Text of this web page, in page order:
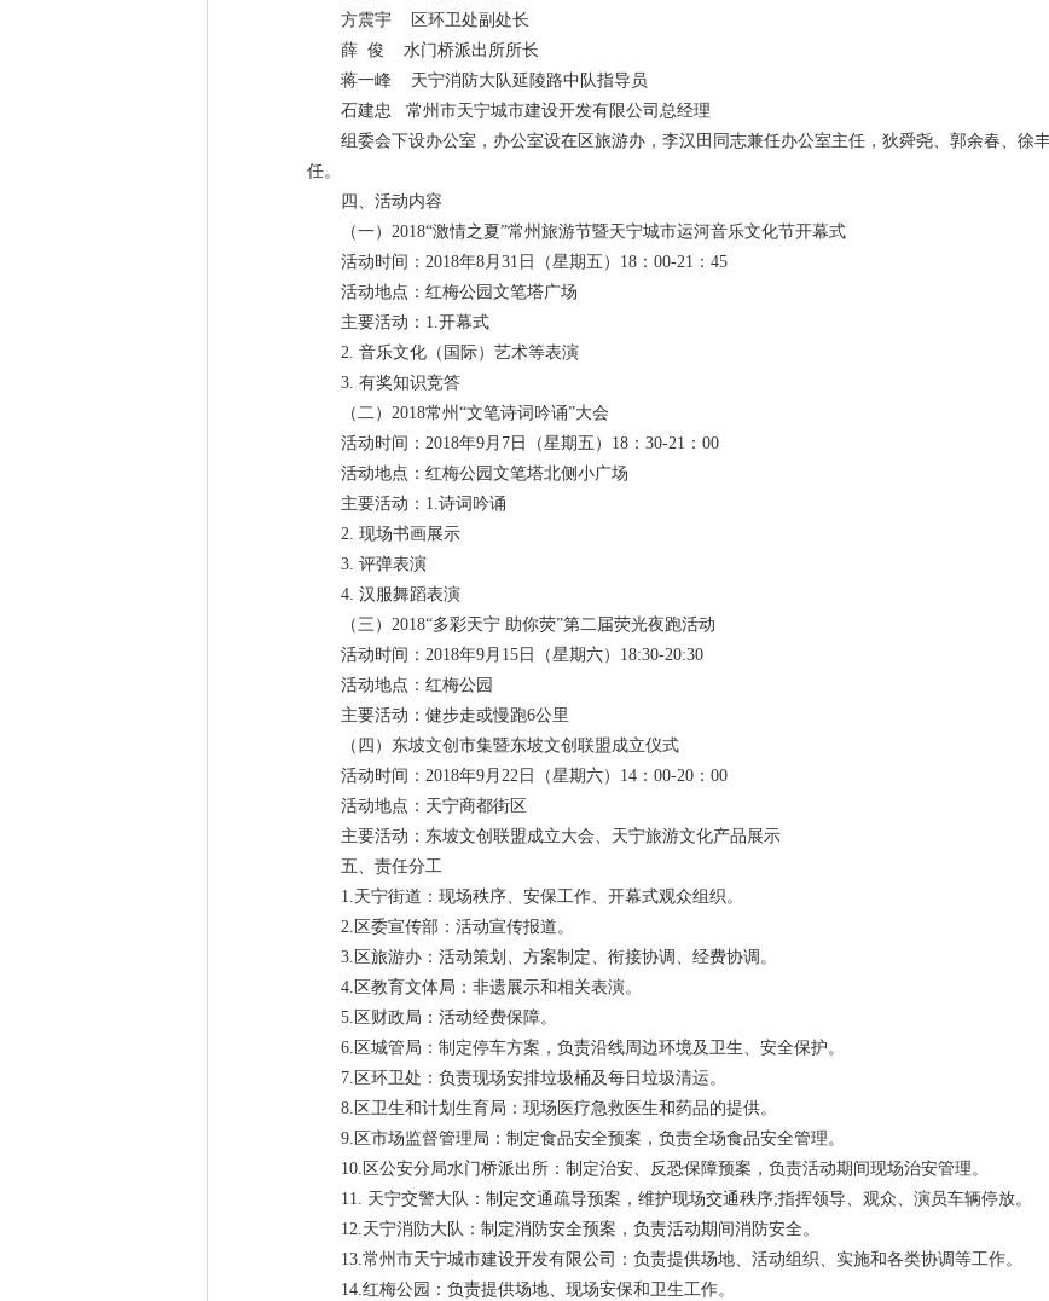
方震宇 区环卫处副处长
薛 俊 水门桥派出所所长
蒋一峰 天宁消防大队延陵路中队指导员
石建忠 常州市天宁城市建设开发有限公司总经理
组委会下设办公室，办公室设在区旅游办，李汉田同志兼任办公室主任，狄舜尧、郭余春、徐
任。
四、活动内容
（一）2018“激情之夏”常州旅游节暨天宁城市运河音乐文化节开幕式
活动时间：2018年8月31日（星期五）18：00-21：45
活动地点：红梅公园文笔塔广场
主要活动：1.开幕式
2. 音乐文化（国际）艺术等表演
3. 有奖知识竞答
（二）2018常州“文笔诗词吟诵”大会
活动时间：2018年9月7日（星期五）18：30-21：00
活动地点：红梅公园文笔塔北侧小广场
主要活动：1.诗词吟诵
2. 现场书画展示
3. 评弹表演
4. 汉服舞蹈表演
（三）2018“多彩天宁 助你荧”第二届荧光夜跑活动
活动时间：2018年9月15日（星期六）18:30-20:30
活动地点：红梅公园
主要活动：健步走或慢跑6公里
（四）东坡文创市集暨东坡文创联盟成立仪式
活动时间：2018年9月22日（星期六）14：00-20：00
活动地点：天宁商都街区
主要活动：东坡文创联盟成立大会、天宁旅游文化产品展示
五、责任分工
1.天宁街道：现场秩序、安保工作、开幕式观众组织。
2.区委宣传部：活动宣传报道。
3.区旅游办：活动策划、方案制定、衔接协调、经费协调。
4.区教育文体局：非遗展示和相关表演。
5.区财政局：活动经费保障。
6.区城管局：制定停车方案，负责沿线周边环境及卫生、安全保护。
7.区环卫处：负责现场安排垃圾桶及每日垃圾清运。
8.区卫生和计划生育局：现场医疗急救医生和药品的提供。
9.区市场监督管理局：制定食品安全预案，负责全场食品安全管理。
10.区公安分局水门桥派出所：制定治安、反恐保障预案，负责活动期间现场治安管理。
11. 天宁交警大队：制定交通疏导预案，维护现场交通秩序;指挥领导、观众、演员车辆停放。
12.天宁消防大队：制定消防安全预案，负责活动期间消防安全。
13.常州市天宁城市建设开发有限公司：负责提供场地、活动组织、实施和各类协调等工作。
14.红梅公园：负责提供场地、现场安保和卫生工作。